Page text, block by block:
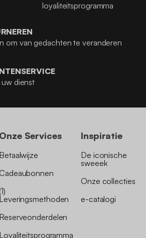
loyaliteitsprogramma
om van gedachten te veranderen
dienst
Onze Services
Betaalwijze
Cadeaubonnen
(1)
Leveringsmethoden
Reserveonderdelen
Loyaliteitsprogramma
Inspiratie
De iconische
sweeek
Onze collecties
e-catalogi